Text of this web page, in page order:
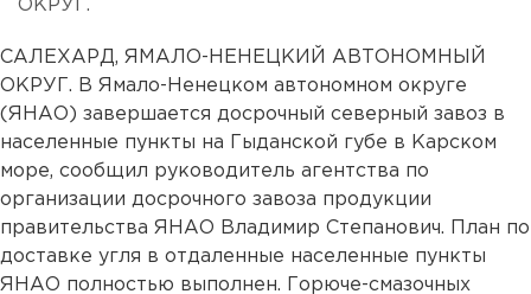
ОКРУГ.
САЛЕХАРД, ЯМАЛО-НЕНЕЦКИЙ АВТОНОМНЫЙ
ОКРУГ. В Ямало-Ненецком автономном округе
(ЯНАО) завершается досрочный северный завоз в
населенные пункты на Гыданской губе в Карском
море, сообщил руководитель агентства по
организации досрочного завоза продукции
правительства ЯНАО Владимир Степанович. План по
доставке угля в отдаленные населенные пункты
ЯНАО полностью выполнен. Горюче-смазочных